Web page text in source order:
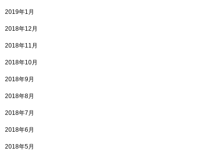
2019年1月
2018年12月
2018年11月
2018年10月
2018年9月
2018年8月
2018年7月
2018年6月
2018年5月